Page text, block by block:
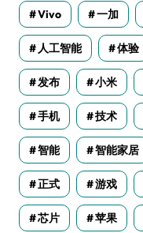
Vivo 一加
人工智能 体验
发布 小米
手机 技术
智能 智能家居
正式 游戏
芯片 苹果